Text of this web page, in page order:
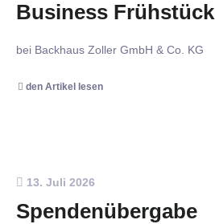
Business Frühstück
bei Backhaus Zoller GmbH & Co. KG
den Artikel lesen
13. Juli 2026
Spendenübergabe